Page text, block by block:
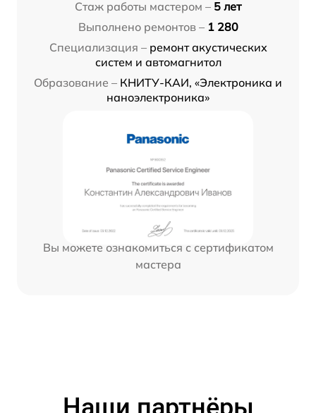
Стаж работы мастером – 5 лет
Выполнено ремонтов – 1 280
Специализация – ремонт акустических
систем и автомагнитол
Образование – КНИТУ-КАИ, «Электроника и
наноэлектроника»
Вы можете ознакомиться с сертификатом
мастера